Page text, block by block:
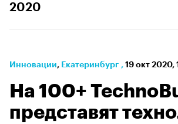
2020
Инновации⁠, Екатеринбург , 19 окт 2020,
На 100+
представят